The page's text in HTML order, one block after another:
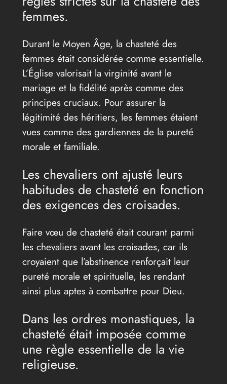
femmes.
Durant le Moyen Âge, la chasteté des
femmes était considérée comme essentielle.
L’Église valorisait la virginité avant le
mariage et la fidélité après comme des
principes cruciaux. Pour assurer la
légitimité des héritiers, les femmes étaient
vues comme des gardiennes de la pureté
morale et familiale.
Les chevaliers ont ajusté leurs
habitudes de chasteté en fonction
des exigences des croisades.
Faire vœu de chasteté était courant parmi
les chevaliers avant les croisades, car ils
croyaient que l’abstinence renforçait leur
pureté morale et spirituelle, les rendant
ainsi plus aptes à combattre pour Dieu.
Dans les ordres monastiques, la
chasteté était imposée comme
une règle essentielle de la vie
religieuse.